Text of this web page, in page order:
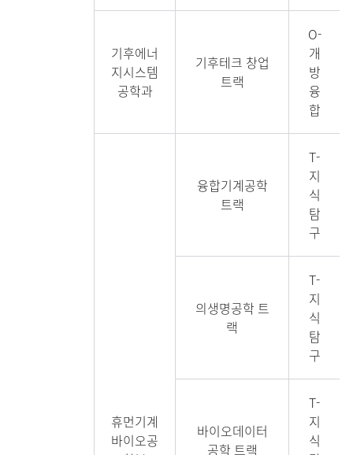
기후에너
지시스템
공학과
기후테크 창업
트랙
O-
개
방
융
합
휴먼기계
바이오공
융합기계공학
트랙
T-
지
식
탐
구
의생명공학 트
랙
T-
지
식
탐
구
바이오데이터
공학 트랙
T-
지
식